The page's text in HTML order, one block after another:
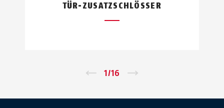
TÜR-ZUSATZSCHLÖSSER
1/16